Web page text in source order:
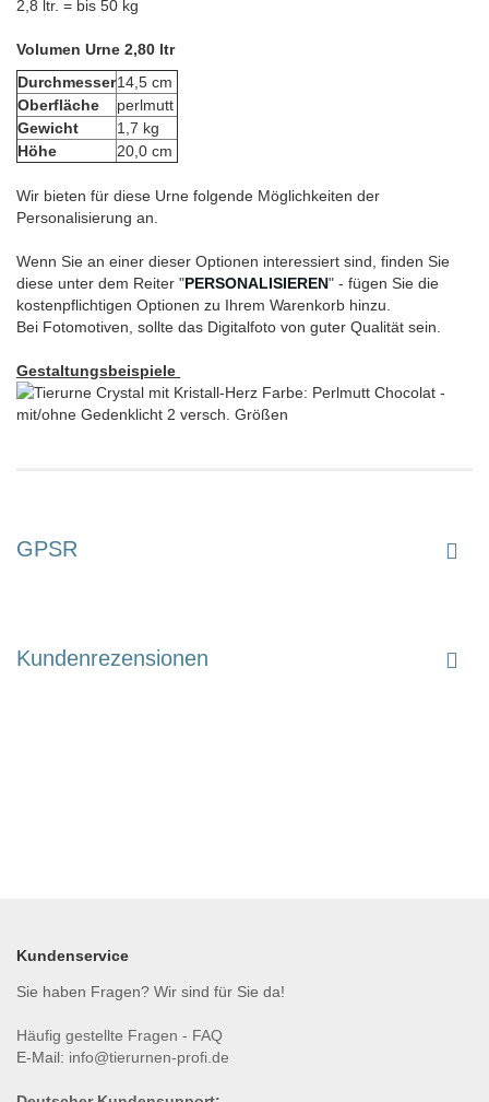
2,8 ltr. = bis 50 kg
Volumen Urne 2,80 ltr
Durchmesser14,5 cm
Oberfläche
perlmutt
Gewicht
1,7 kg
Höhe
20,0 cm
Wir bieten für diese Urne folgende Möglichkeiten der
Personalisierung an.
Wenn Sie an einer dieser Optionen interessiert sind, finden Sie
diese unter dem Reiter "PERSONALISIEREN" - fügen Sie die
kostenpflichtigen Optionen zu Ihrem Warenkorb hinzu.
Bei Fotomotiven, sollte das Digitalfoto von guter Qualität sein.
Gestaltungsbeispiele
GPSR
Kundenrezensionen
Kundenservice
Sie haben Fragen? Wir sind für Sie da!
Häufig gestellte Fragen - FAQ
E-Mail: info@tierurnen-profi.de